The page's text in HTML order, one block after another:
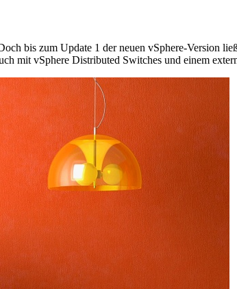
bis zum Update 1 der neuen vSphere-Version
mit vSphere Distributed Switches und einem